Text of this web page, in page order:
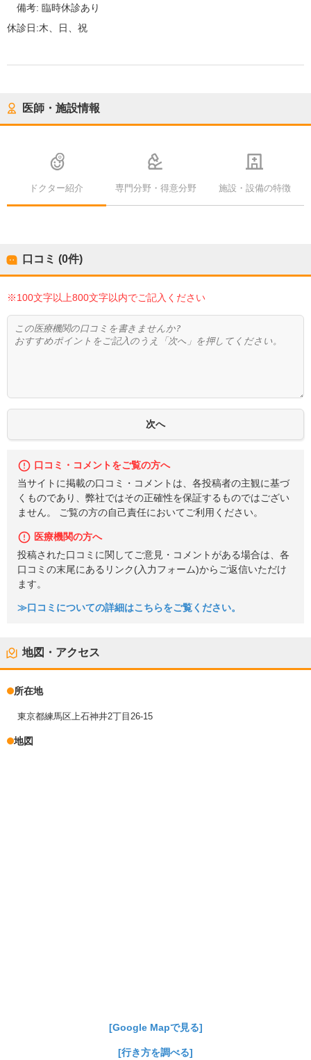
備考:臨時休診あり
休診日:木、日、祝
医師・施設情報
ドクター紹介 専門分野・得意分野 施設・設備の特徴
口コミ (0件)
※100文字以上800文字以内でご記入ください
口コミ・コメントをご覧の方へ
当サイトに掲載の口コミ・コメントは、各投稿者の主観に基づ
くものであり、弊社ではその正確性を保証するものではござい
ません。 ご覧の方の自己責任においてご利用ください。
医療機関の方へ
投稿された口コミに関してご意見・コメントがある場合は、各
口コミの末尾にあるリンク(入力フォーム)からご返信いただけ
ます。
≫口コミについての詳細はこちらをご覧ください。
地図・アクセス
所在地
東京都練馬区上石神井2丁目26-15
地図
[Google Mapで見る]
[行き方を調べる]